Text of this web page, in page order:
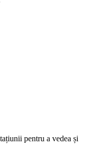
pentru a vedea și